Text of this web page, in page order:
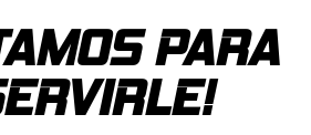
PARA